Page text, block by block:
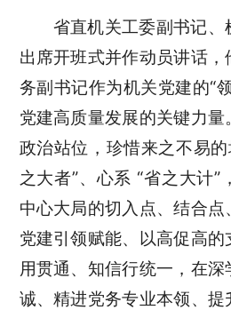
省直机关工委副书记、
出席开班式并作动员讲话
务副书记作为机关党建的“
党建高质量发展的关键力
政治站位，珍惜来之不易
之大者”、心系 “省之大计
中心大局的切入点、结合
党建引领赋能、以高促高
用贯通、知信行统一，在
诚、精进党务专业本领、提